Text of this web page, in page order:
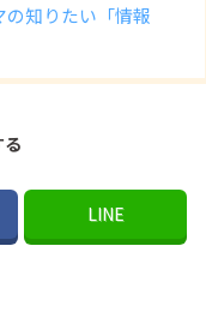
知りたい「情報
LINE